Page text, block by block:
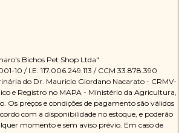
Bichos Pet Shop Ltda"
10 / I.E. 117.006.249.113 / CCM 33.878.390
do Dr. Mauricio Giordano Nacarato - CRMV-
e Registro no MAPA - Ministério da Agricultura,
Os preços e condições de pagamento são válidos
com a disponibilidade no estoque, e poderão
momento e sem aviso prévio. Em caso de